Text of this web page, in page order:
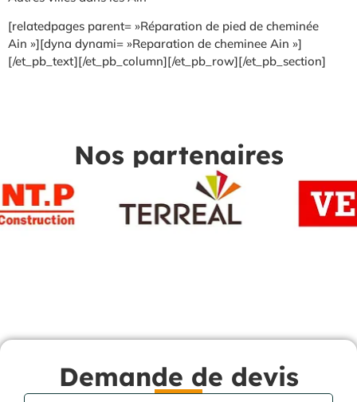
[relatedpages parent= »Réparation de pied de cheminée
Ain »][dyna dynami= »Reparation de cheminee Ain »]
[/et_pb_text][/et_pb_column][/et_pb_row][/et_pb_section]
Nos partenaires
Demande de devis